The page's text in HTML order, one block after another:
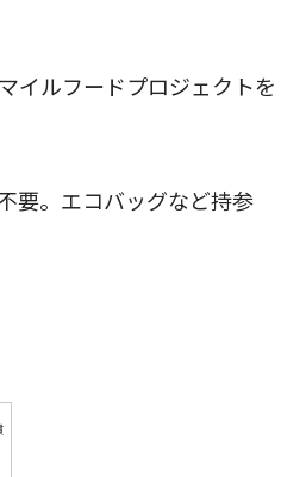
イルフードプロジェクトを
要。エコバッグなど持参